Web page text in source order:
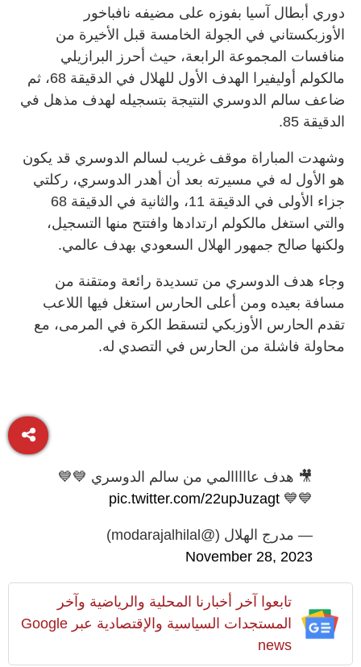
دوري أبطال آسيا بفوزه على مضيفه نافباخور
الأوزبكستاني في الجولة الخامسة قبل الأخيرة من
منافسات المجموعة الرابعة، حيث أحرز البرازيلي
مالكولم أوليفيرا الهدف الأول للهلال في الدقيقة 68، ثم
ضاعف سالم الدوسري النتيجة بتسجيله لهدف مذهل في
الدقيقة 85.
وشهدت المباراة موقف غريب لسالم الدوسري قد يكون
هو الأول له في مسيرته بعد أن أهدر الدوسري، ركلتي
جزاء الأولى في الدقيقة 11، والثانية في الدقيقة 68
والتي استغل مالكولم ارتدادها وافتتح منها التسجيل،
ولكنها صالح جمهور الهلال السعودي بهدف عالمي.
وجاء هدف الدوسري من تسديدة رائعة ومتقنة من
مسافة بعيده ومن أعلى الحارس استغل فيها اللاعب
تقدم الحارس الأوزبكي لتسقط الكرة في المرمى، مع
محاولة فاشلة من الحارس في التصدي له.
🎥 هدف عااااالمي من سالم الدوسري 💙💙
💙💙
pic.twitter.com/22upJuzagt
— مدرج الهلال (@modarajalhilal)
November 28, 2023
تابعوا آخر أخبارنا المحلية والرياضية وآخر
المستجدات السياسية والإقتصادية عبر Google
news